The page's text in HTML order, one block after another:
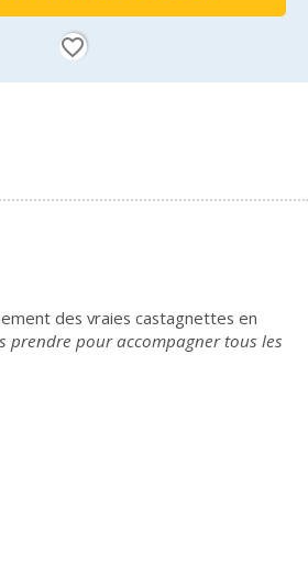
favorite_border
des vraies castagnettes en
prendre pour accompagner tous les